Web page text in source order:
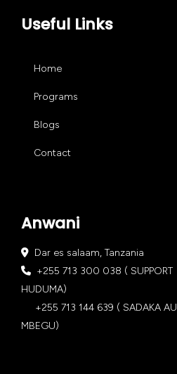
Useful Links
Home
Programs
Blogs
Contact
Anwani
Dar es salaam, Tanzania
+255 713 300 038 ( SUPPORT
HUDUMA)
+255 713 144 639 ( SADAKA AU
MBEGU)